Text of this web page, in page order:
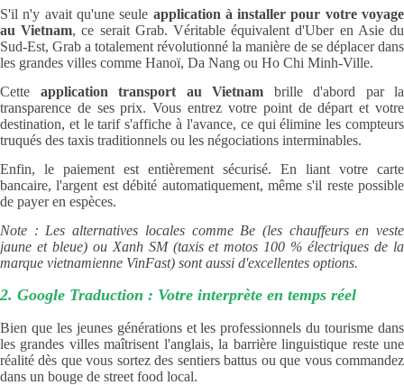
S'il n'y avait qu'une seule application à installer pour votre voyage
au Vietnam, ce serait Grab. Véritable équivalent d'Uber en Asie du
Sud-Est, Grab a totalement révolutionné la manière de se déplacer dans
les grandes villes comme Hanoï, Da Nang ou Ho Chi Minh-Ville.
Cette application transport au Vietnam brille d'abord par la
transparence de ses prix. Vous entrez votre point de départ et votre
destination, et le tarif s'affiche à l'avance, ce qui élimine les compteurs
truqués des taxis traditionnels ou les négociations interminables.
Enfin, le paiement est entièrement sécurisé. En liant votre carte
bancaire, l'argent est débité automatiquement, même s'il reste possible
de payer en espèces.
Note : Les alternatives locales comme Be (les chauffeurs en veste
jaune et bleue) ou Xanh SM (taxis et motos 100 % électriques de la
marque vietnamienne VinFast) sont aussi d'excellentes options.
2. Google Traduction : Votre interprète en temps réel
Bien que les jeunes générations et les professionnels du tourisme dans
les grandes villes maîtrisent l'anglais, la barrière linguistique reste une
réalité dès que vous sortez des sentiers battus ou que vous commandez
dans un bouge de street food local.